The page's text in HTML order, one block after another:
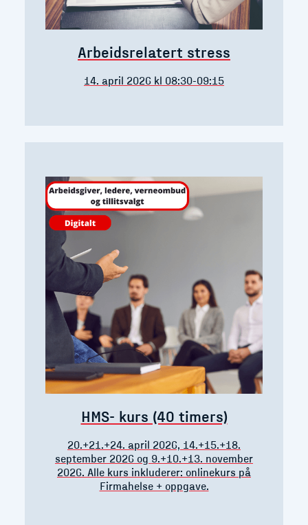
Arbeidsrelatert stress
14. april 2026 kl 08:30-09:15
HMS- kurs (40 timers)
20.+21.+24. april 2026, 14.+15.+18.
september 2026 og 9.+10.+13. november
2026. Alle kurs inkluderer: onlinekurs på
Firmahelse + oppgave.